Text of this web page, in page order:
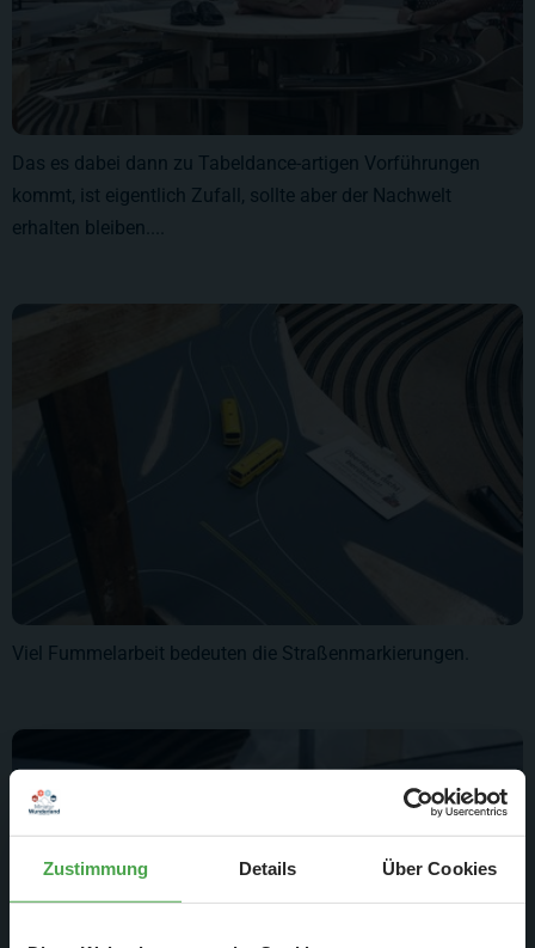
Zustimmung Details Über Cookies
Das es dabei dann zu Tabeldance-artigen Vorführungen
kommt, ist eigentlich Zufall, sollte aber der Nachwelt
erhalten bleiben....
Viel Fummelarbeit bedeuten die Straßenmarkierungen.